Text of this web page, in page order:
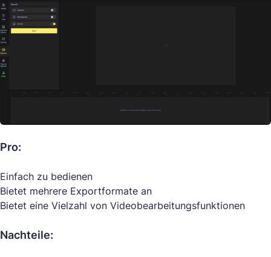
Pro:
Einfach zu bedienen
Bietet mehrere Exportformate an
Bietet eine Vielzahl von Videobearbeitungsfunktionen
Nachteile: